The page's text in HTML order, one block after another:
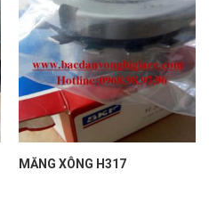
MĂNG XÔNG H317